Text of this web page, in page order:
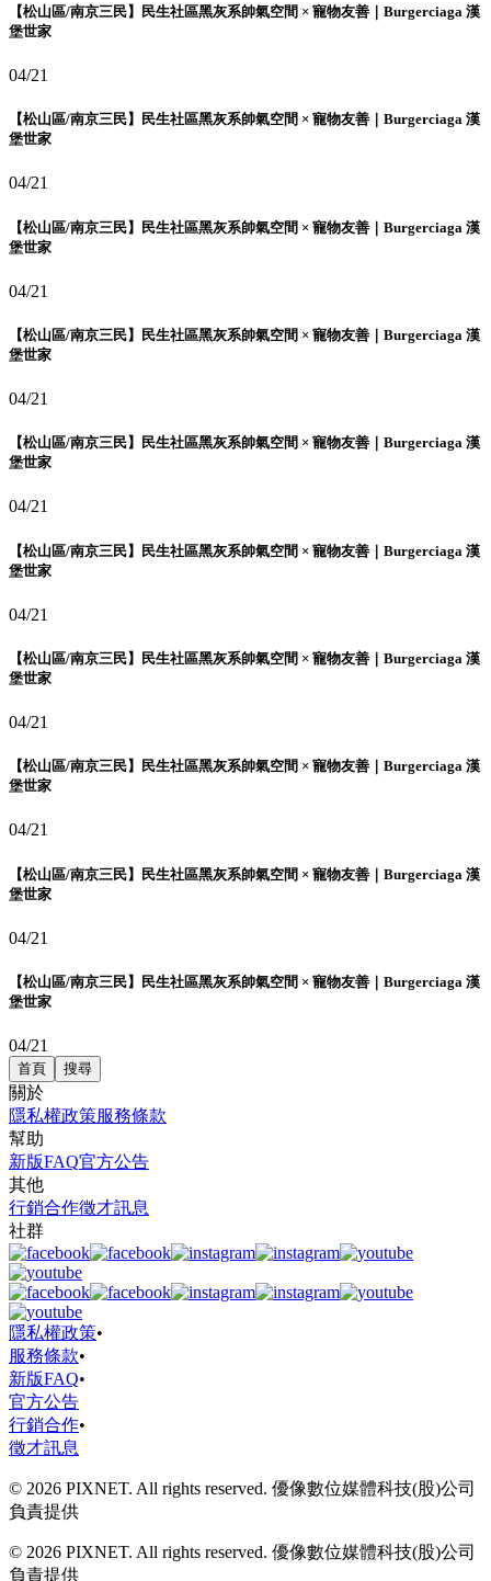
【松山區/南京三民】民生社區黑灰系帥氣空間 × 寵物友善｜Burgerciaga 漢
堡世家
04/21
【松山區/南京三民】民生社區黑灰系帥氣空間 × 寵物友善｜Burgerciaga 漢
堡世家
04/21
【松山區/南京三民】民生社區黑灰系帥氣空間 × 寵物友善｜Burgerciaga 漢
堡世家
04/21
【松山區/南京三民】民生社區黑灰系帥氣空間 × 寵物友善｜Burgerciaga 漢
堡世家
04/21
【松山區/南京三民】民生社區黑灰系帥氣空間 × 寵物友善｜Burgerciaga 漢
堡世家
04/21
【松山區/南京三民】民生社區黑灰系帥氣空間 × 寵物友善｜Burgerciaga 漢
堡世家
04/21
【松山區/南京三民】民生社區黑灰系帥氣空間 × 寵物友善｜Burgerciaga 漢
堡世家
04/21
【松山區/南京三民】民生社區黑灰系帥氣空間 × 寵物友善｜Burgerciaga 漢
堡世家
04/21
【松山區/南京三民】民生社區黑灰系帥氣空間 × 寵物友善｜Burgerciaga 漢
堡世家
04/21
【松山區/南京三民】民生社區黑灰系帥氣空間 × 寵物友善｜Burgerciaga 漢
堡世家
04/21
首頁 搜尋
關於
隱私權政策服務條款
幫助
新版FAQ官方公告
其他
行銷合作徵才訊息
社群
隱私權政策•
服務條款•
新版FAQ•
官方公告
行銷合作•
徵才訊息
© 2026 PIXNET. All rights reserved. 優像數位媒體科技(股)公司
負責提供
© 2026 PIXNET. All rights reserved. 優像數位媒體科技(股)公司
負責提供